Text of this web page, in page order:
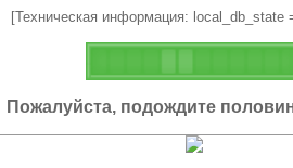
[Техническая информация: local_db_state
Пожалуйста, подождите